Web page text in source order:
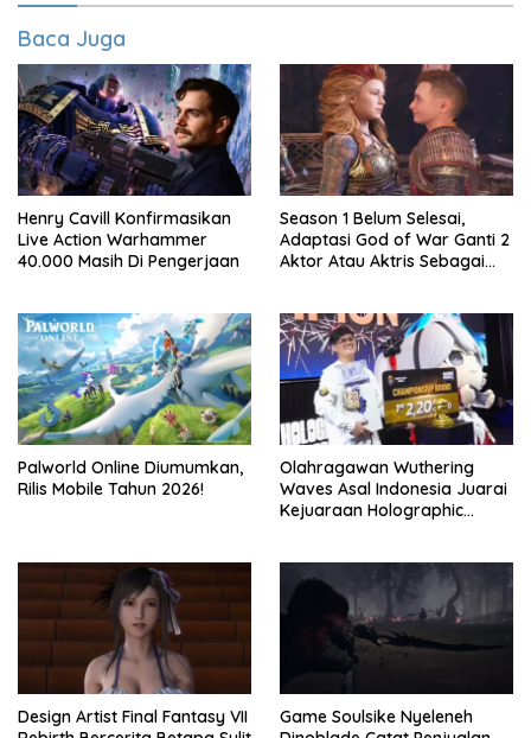
Baca Juga
Henry Cavill Konfirmasikan
Live Action Warhammer
40.000 Masih Di Pengerjaan
Season 1 Belum Selesai,
Adaptasi God of War Ganti 2
Aktor Atau Aktris Sebagai
Palworld Online Diumumkan,
Rilis Mobile Tahun 2026!
Olahragawan Wuthering
Waves Asal Indonesia Juarai
Kejuaraan Holographic
Design Artist Final Fantasy VII
Game Soulsike Nyeleneh